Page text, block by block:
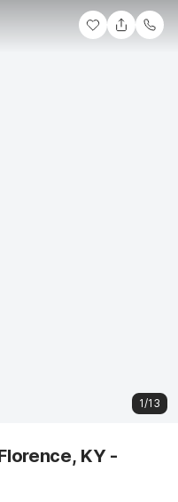
1/13
KY -